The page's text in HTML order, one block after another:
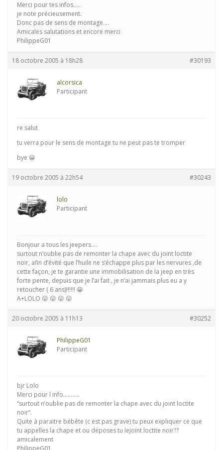
Merci pour tes infos…..
je note précieusement.
Donc pas de sens de montage….
Amicales salutations et encore merci
PhilippeG01
18 octobre 2005 à 18h28 #30193
alcorsica
Participant
re salut
tu verra pour le sens de montage tu ne peut pas te tromper
bye 😀
19 octobre 2005 à 22h54 #30243
lolo
Participant
Bonjour a tous les jeepers….
surtout n’oublie pas de remonter la chape avec du joint loctite
noir, afin d’évité que l’huile ne s’échappe plus par les nervures ,de
cette façon, je te garantie une immobilisation de la jeep en très
forte pente, depuis que je l’ai fait , je n’ai jammais plus eu a y
retoucher ( 6 ans)!!!!!! 😀
A+LOLO 😛 😛 😛 😛
20 octobre 2005 à 11h13 #30252
PhilippeG01
Participant
bjr Lolo
Merci pour l info………..
“surtout n’oublie pas de remonter la chape avec du joint loctite
noir”.
Quite à paraitre bébête (c est pas grave) tu peux expliquer ce que
tu appelles la chape et ou déposes tu lejoint loctite noir??
amicalement
PhilippeG01